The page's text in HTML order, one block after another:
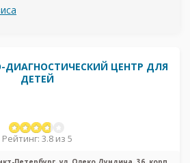
ДИАГНОСТИЧЕСКИЙ ЦЕНТР ДЛЯ
ДЕТЕЙ
Рейтинг: 3.8 из 5